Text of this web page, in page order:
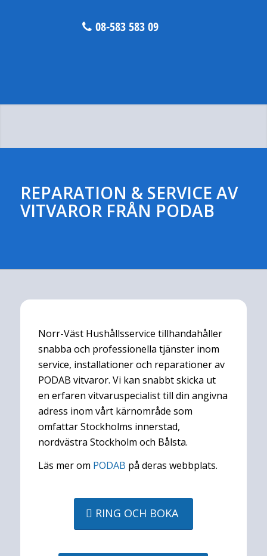
08-583 583 09
REPARATION & SERVICE AV
VITVAROR FRÅN PODAB
Norr-Väst Hushållsservice tillhandahåller
snabba och professionella tjänster inom
service, installationer och reparationer av
PODAB vitvaror. Vi kan snabbt skicka ut
en erfaren vitvaruspecialist till din angivna
adress inom vårt kärnområde som
omfattar Stockholms innerstad,
nordvästra Stockholm och Bålsta.
Läs mer om PODAB på deras webbplats.
RING OCH BOKA